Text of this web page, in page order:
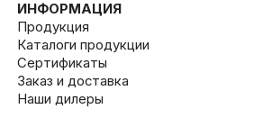
ИНФОРМАЦИЯ
Продукция
Каталоги продукции
Сертификаты
Заказ и доставка
Наши дилеры